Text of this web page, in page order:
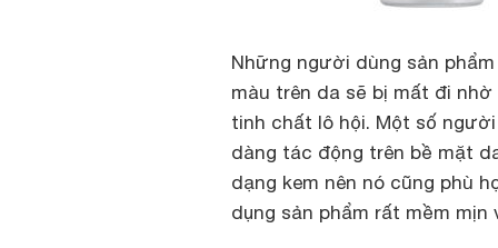
Những người dùng sản
màu trên da sẽ bị mất đi
tinh chất lô hội. Một số
dàng tác động trên bề mặt
dạng kem nên nó cũng phù
dụng sản phẩm rất mềm mịn